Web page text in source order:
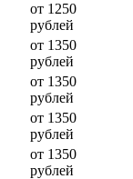
от 1250
рублей
от 1350
рублей
от 1350
рублей
от 1350
рублей
от 1350
рублей